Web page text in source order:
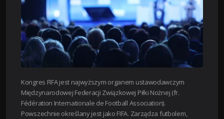
Kongres FIFA jest najwyższym organem ustawodawczym
Międzynarodowej Federacji Związkowej Piłki Nożnej (fr.
Fédération Internationale de Football Association).
Powszechnie określany jest jako FIFA. Zarządza futbolem,